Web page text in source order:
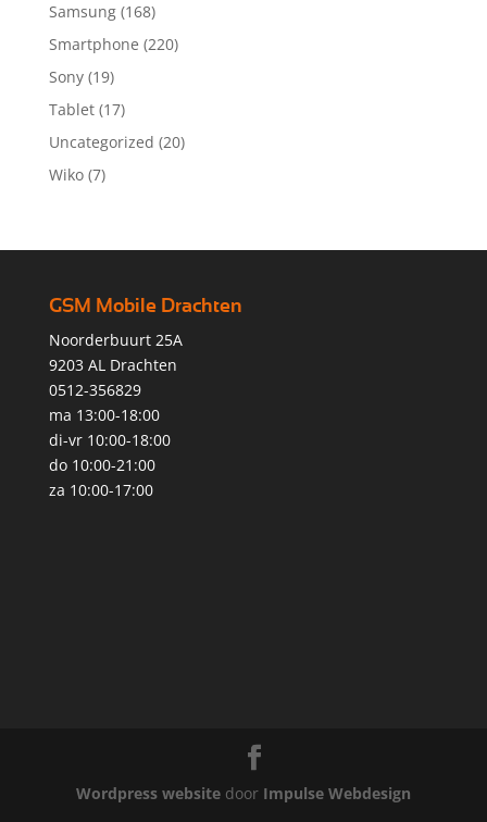
Samsung (168)
Smartphone (220)
Sony (19)
Tablet (17)
Uncategorized (20)
Wiko (7)
GSM Mobile Drachten
Noorderbuurt 25A
9203 AL Drachten
0512-356829
ma 13:00-18:00
di-vr 10:00-18:00
do 10:00-21:00
za 10:00-17:00
Wordpress websitedoor Impulse Webdesign